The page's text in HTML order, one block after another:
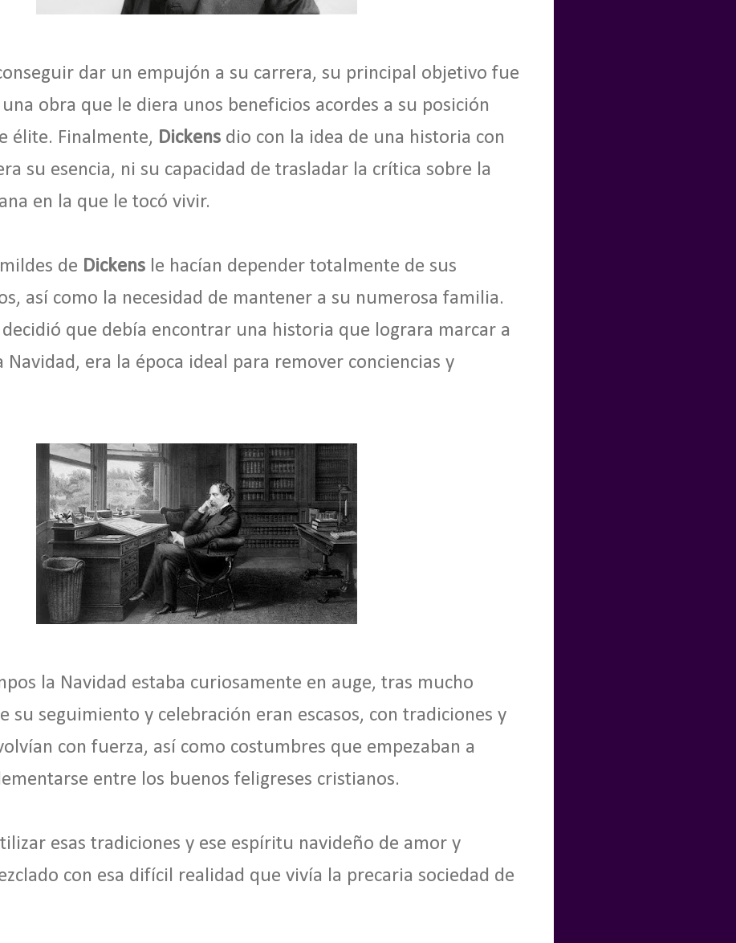
dar un empujón a su carrera, su principal objetivo fue
obra que le diera unos beneficios acordes a su posición
élite. Finalmente, Dickens dio con la idea de una historia con
su esencia, ni su capacidad de trasladar la crítica sobre la
en la que le tocó vivir.
de Dickens le hacían depender totalmente de sus
así como la necesidad de mantener a su numerosa familia.
que debía encontrar una historia que lograra marcar a
Navidad, era la época ideal para remover conciencias y
la Navidad estaba curiosamente en auge, tras mucho
su seguimiento y celebración eran escasos, con tradiciones y
con fuerza, así como costumbres que empezaban a
entre los buenos feligreses cristianos.
esas tradiciones y ese espíritu navideño de amor y
con esa difícil realidad que vivía la precaria sociedad de